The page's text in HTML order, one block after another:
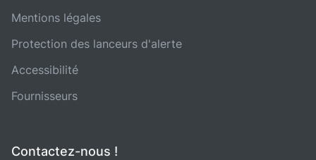
Mentions légales
Protection des lanceurs d'alerte
Accessibilité
Fournisseurs
Contactez-nous !